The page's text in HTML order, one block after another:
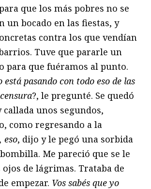
que los más pobres no se
un bocado en las fiestas, y
contra los que vendían
Tuve que pararle un
para que fuéramos al punto.
está pasando con todo eso de las
?, le pregunté. Se quedó
unos segundos,
como regresando a la
eso, dijo y le pegó una sorbida
Me pareció que se le
de lágrimas. Trataba de
empezar. Vos sabés que yo